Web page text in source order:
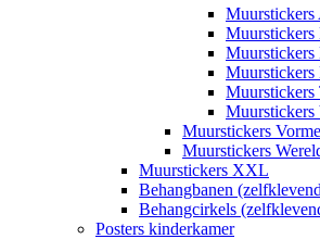
Muurstickers
Muurstickers
Muurstickers
Muurstickers
Muurstickers
Muurstickers
Muurstickers
Muurstickers XXL
Behangbanen
Behangcirkels
Posters kinderkamer